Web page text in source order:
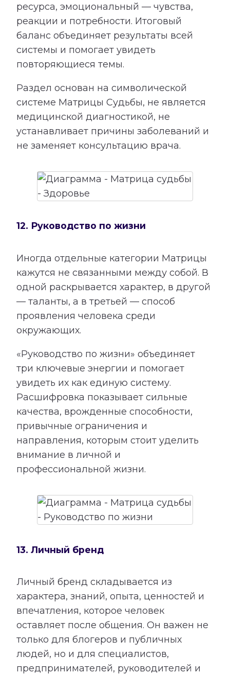
ресурса, эмоциональный — чувства,
реакции и потребности. Итоговый
баланс объединяет результаты всей
системы и помогает увидеть
повторяющиеся темы.
Раздел основан на символической
системе Матрицы Судьбы, не является
медицинской диагностикой, не
устанавливает причины заболеваний и
не заменяет консультацию врача.
12. Руководство по жизни
Иногда отдельные категории Матрицы
кажутся не связанными между собой. В
одной раскрывается характер, в другой
— таланты, а в третьей — способ
проявления человека среди
окружающих.
«Руководство по жизни» объединяет
три ключевые энергии и помогает
увидеть их как единую систему.
Расшифровка показывает сильные
качества, врожденные способности,
привычные ограничения и
направления, которым стоит уделить
внимание в личной и
профессиональной жизни.
13. Личный бренд
Личный бренд складывается из
характера, знаний, опыта, ценностей и
впечатления, которое человек
оставляет после общения. Он важен не
только для блогеров и публичных
людей, но и для специалистов,
предпринимателей, руководителей и